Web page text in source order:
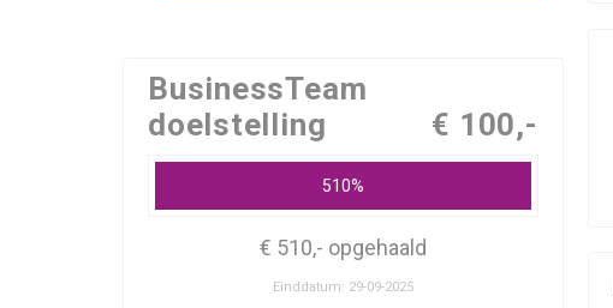
BusinessTeam
doelstelling
€ 100,-
510%
€ 510,- opgehaald
Einddatum: 29-09-2025